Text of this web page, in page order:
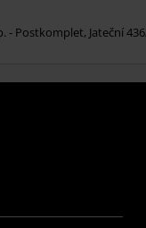
- Postkomplet, Jateční